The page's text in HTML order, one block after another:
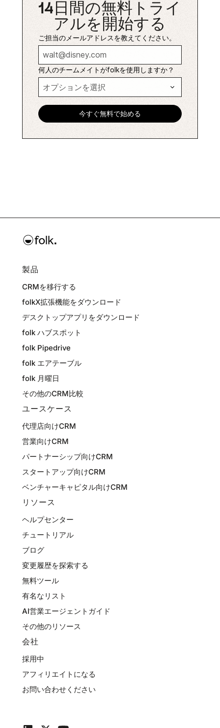
14日間の無料トライ
アルを開始する
ご担当のメールアドレスを教えてください。
何人のチームメイトがfolkを使用しますか？
製品
CRMを移行する
folkX拡張機能をダウンロード
デスクトップアプリをダウンロード
folk ハブスポット
folk Pipedrive
folk エアテーブル
folk 月曜日
その他のCRM比較
ユースケース
代理店向けCRM
営業向けCRM
パートナーシップ向けCRM
スタートアップ向けCRM
ベンチャーキャピタル向けCRM
リソース
ヘルプセンター
チュートリアル
ブログ
変更履歴を探索する
無料ツール
有名なリスト
AI営業エージェントガイド
その他のリソース
会社
採用中
アフィリエイトになる
お問い合わせください